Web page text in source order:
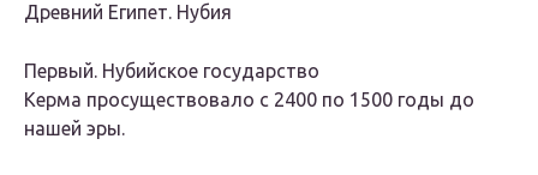
Древний Египет. Нубия
Первый. Нубийское государство
Керма просуществовало с 2400 по 1500 годы до
нашей эры.